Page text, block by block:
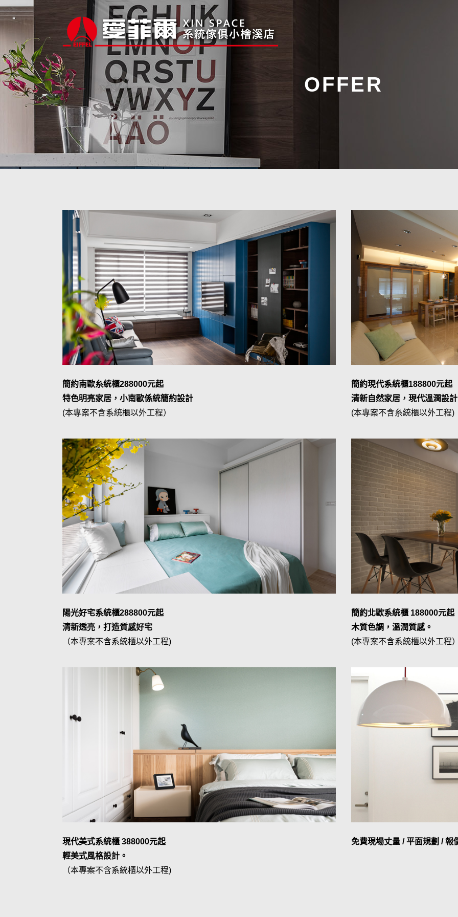
OFFER
簡約南歐糸統櫃288000元起
特色明亮家居，小南歐係統簡約設計
(本專案不含系統櫃以外工程）
簡約現代系統櫃188800元起
清新自然家居，現代溫潤設計
(本專案不含糸統櫃以外工程)
陽光好宅系統櫃288800元起
清新透亮，打造質感好宅
（本專案不含系統櫃以外工程)
簡約北歐系統櫃 188000元起
木質色調，溫潤質感。
(本專案不含系統櫃以外工程
現代美式系統櫃 388000元起
輕美式風格設計。
（本專案不含系統櫃以外工程)
免費現場丈量 / 平面規劃 / 報